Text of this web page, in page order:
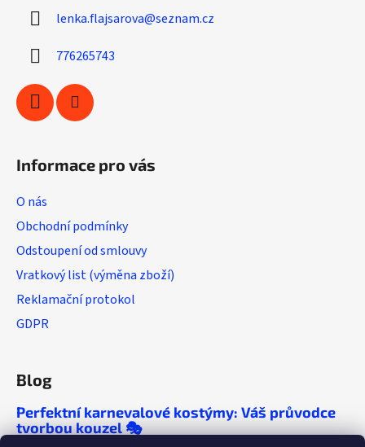
í
lenka.flajsarova@seznam.cz
776265743
Informace pro vás
O nás
Obchodní podmínky
Odstoupení od smlouvy
Vratkový list (výměna zboží)
Reklamační protokol
GDPR
Blog
Perfektní karnevalové kostýmy: Váš průvodce
tvorbou kouzel 🎭